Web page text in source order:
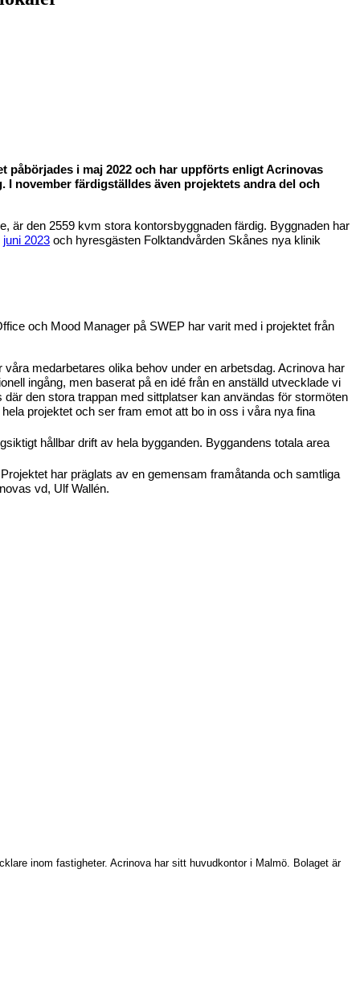
i maj 2022 och har uppförts enligt Acrinovas
november färdigställdes även projektets andra del och
är den 2559 kvm stora kontorsbyggnaden färdig. Byggnaden har
juni 2023 och hyresgästen Folktandvården Skånes nya klinik
och Mood Manager på SWEP har varit med i projektet från
medarbetares olika behov under en arbetsdag. Acrinova har
ingång, men baserat på en idé från en anställd utvecklade vi
den stora trappan med sittplatser kan användas för stormöten
projektet och ser fram emot att bo in oss i våra nya fina
hållbar drift av hela bygganden. Byggandens totala area
har präglats av en gemensam framåtanda och samtliga
vd, Ulf Wallén.
inom fastigheter. Acrinova har sitt huvudkontor i Malmö. Bolaget är